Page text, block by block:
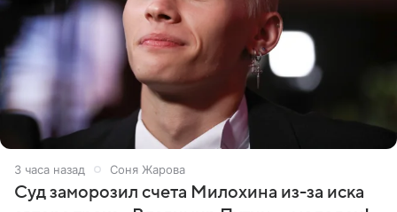
3 часа назад Соня Жарова
Суд заморозил счета Милохина из-за иска